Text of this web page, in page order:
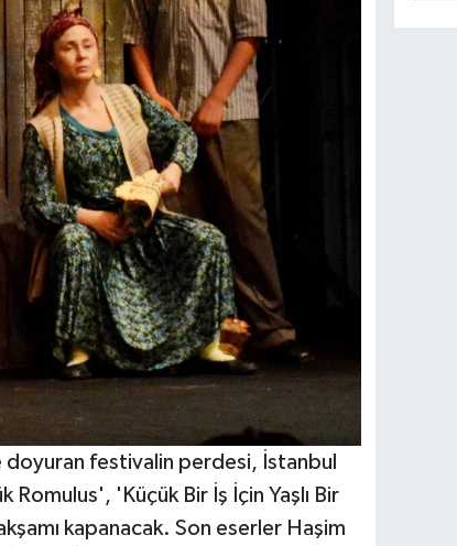
doyuran festivalin perdesi, İstanbul
'Küçük Bir İş İçin Yaşlı Bir
kapanacak. Son eserler Haşim